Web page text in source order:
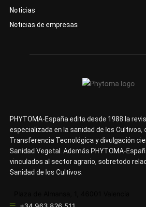
Noticias
Noticias de empresas
PHYTOMA-España edita desde 1988 la
especializada en la sanidad de los Cultivos,
Transferencia Tecnológica y divulgación
Sanidad Vegetal. Además PHYTOMA-
vinculados al sector agrario, sobretodo
Sanidad de los Cultivos.